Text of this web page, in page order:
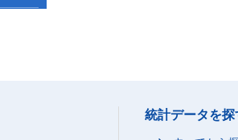
統計データを探